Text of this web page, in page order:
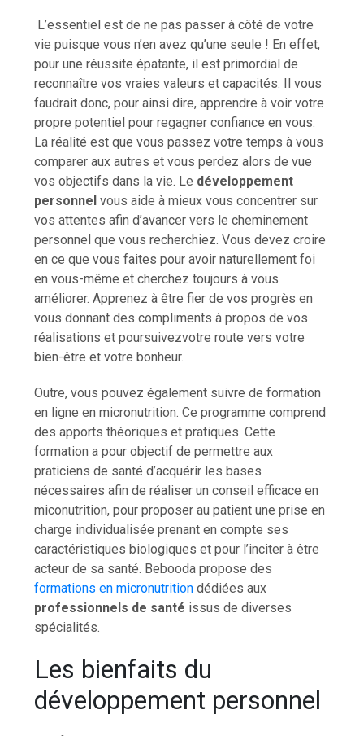
L’essentiel est de ne pas passer à côté de votre
vie puisque vous n’en avez qu’une seule ! En effet,
pour une réussite épatante, il est primordial de
reconnaître vos vraies valeurs et capacités. Il vous
faudrait donc, pour ainsi dire, apprendre à voir votre
propre potentiel pour regagner confiance en vous.
La réalité est que vous passez votre temps à vous
comparer aux autres et vous perdez alors de vue
vos objectifs dans la vie. Le développement
personnel vous aide à mieux vous concentrer sur
vos attentes afin d’avancer vers le cheminement
personnel que vous recherchiez. Vous devez croire
en ce que vous faites pour avoir naturellement foi
en vous-même et cherchez toujours à vous
améliorer. Apprenez à être fier de vos progrès en
vous donnant des compliments à propos de vos
réalisations et poursuivezvotre route vers votre
bien-être et votre bonheur.
Outre, vous pouvez également suivre de formation
en ligne en micronutrition. Ce programme comprend
des apports théoriques et pratiques. Cette
formation a pour objectif de permettre aux
praticiens de santé d’acquérir les bases
nécessaires afin de réaliser un conseil efficace en
miconutrition, pour proposer au patient une prise en
charge individualisée prenant en compte ses
caractéristiques biologiques et pour l’inciter à être
acteur de sa santé. Bebooda propose des
formations en micronutrition dédiées aux
professionnels de santé issus de diverses
spécialités.
Les bienfaits du
développement personnel